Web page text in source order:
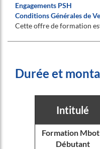
Engagements PSH
Conditions Générales de
Cette offre de formation
Durée et
Intitulé
Formation
Débutant